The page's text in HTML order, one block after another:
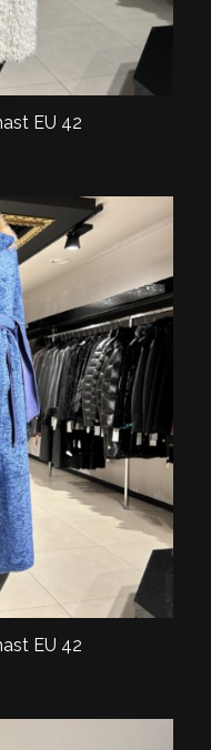
EU 42
EU 42